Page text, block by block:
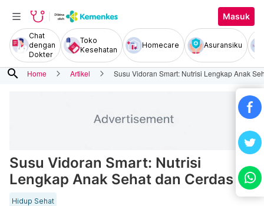
Masuk
Chat
dengan
Dokter
Toko
Kesehatan
Homecare Asuransiku
search Home Artikel Susu Vidoran Smart: Nutrisi Lengkap Anak
Susu Vidoran Smart: Nutrisi
Lengkap Anak Sehat dan Cerdas
Hidup Sehat